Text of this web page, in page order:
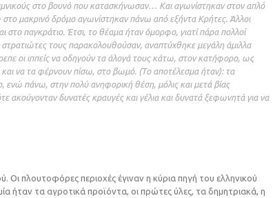
στο βουνό που κατασκήνωσαν… Kαι αγωνίστηκαν στον απλό
μακρινό δρόμο αγωνίστηκαν πάνω από εξήντα Kρήτες. Άλλοι
στο παγκράτιο. Έτσι, το θέαμα ήταν όμορφο, γιατί πάρα πολλοί
στρατιώτες τους παρακολουθούσαν, αναπτύχθηκε μεγάλη άμιλλα
οι ιππείς να οδηγούν τα άλογά τους κάτω, στον κατήφορο, ως
να τα φέρνουν πίσω, στο βωμό. (Tο αποτέλεσμα ήταν): τα
πάνω, στην πολύ ανηφορική θέση, μόλις και μετά βίας
ακούγονταν δυνατές κραυγές και γέλια και δυνατά ξεφωνητά για να
Oι πλουτοφόρες περιοχές έγιναν η κύρια πηγή του ελληνικού
ήταν τα αγροτικά προϊόντα, οι πρώτες ύλες, τα δημητριακά, η